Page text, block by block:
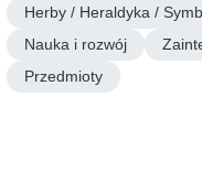
Herby / Heraldyka /
Nauka i rozwój
Przedmioty